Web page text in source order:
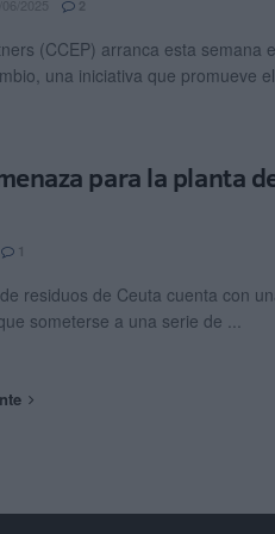
2
(CCEP) arranca esta semana
una iniciativa que promueve
para la planta
1
residuos de Ceuta cuenta con
someterse a una serie de ...